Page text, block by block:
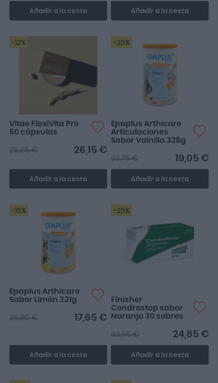
Añadir a la cesta Añadir a la cesta
-12%
Vitae FlexiVita Pro
60 cápsulas
26,15 €
29,65 €
Añadir a la cesta
-20%
Epaplus Arthicare
Articulaciones
Sabor Vainilla 328g
19,05 €
23,75 €
Añadir a la cesta
-15%
Epaplus Arthicare
Sabor Limón 331g
17,65 €
20,80 €
Añadir a la cesta
-25%
perfecto
Finisher
Condrostop sabor
Naranja 30 sobres
24,85 €
33,05 €
Añadir a la cesta